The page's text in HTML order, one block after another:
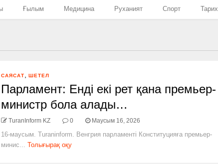
Ғылым Медицина Руханият Спорт Тарих
САЯСАТ ШЕТЕЛ
Парламент: Енді екі рет қана премьер-
министр бола алады…
TuranInform KZ 0 Маусым 16, 2026
16-маусым. Turaninform. Венгрия парламенті Конституцияға премьер-
минис... Толығырақ оқу